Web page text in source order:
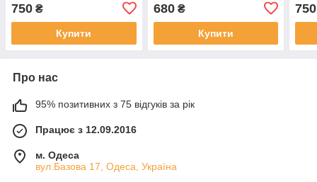
750 ₴
Купити
680₴
Купити
750
Про нас
95% позитивних з 75 відгуків за рік
Працює з 12.09.2016
м. Одеса
вул.Базова 17, Одеса, Україна